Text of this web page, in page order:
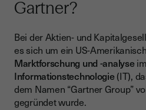
Gartner?
Bei der Aktien- und
es sich um ein US-
Marktforschung und -analyse
Informationstechnologie(IT),
dem Namen “Gartner Group”
gegründet wurde.